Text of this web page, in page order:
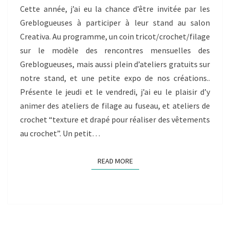
SALON
CREATIVA
GRENOBLE
Cette année, j’ai eu la chance d’être invitée par les
Greblogueuses à participer à leur stand au salon
Creativa. Au programme, un coin tricot/crochet/filage
sur le modèle des rencontres mensuelles des
Greblogueuses, mais aussi plein d’ateliers gratuits sur
notre stand, et une petite expo de nos créations..
Présente le jeudi et le vendredi, j’ai eu le plaisir d’y
animer des ateliers de filage au fuseau, et ateliers de
crochet “texture et drapé pour réaliser des vêtements
au crochet”. Un petit…
READ MOREREAD MORE